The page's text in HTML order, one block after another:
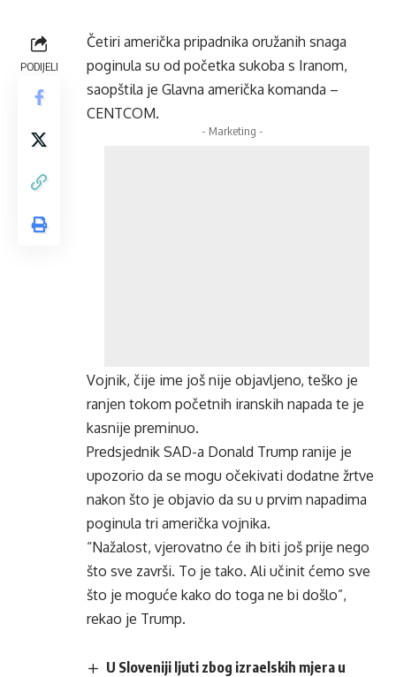
PODIJELI
Četiri američka pripadnika oružanih snaga
poginula su od početka sukoba s Iranom,
saopštila je Glavna američka komanda –
CENTCOM.
- Marketing -
Vojnik, čije ime još nije objavljeno, teško je
ranjen tokom početnih iranskih napada te je
kasnije preminuo.
Predsjednik SAD-a Donald Trump ranije je
upozorio da se mogu očekivati dodatne žrtve
nakon što je objavio da su u prvim napadima
poginula tri američka vojnika.
“Nažalost, vjerovatno će ih biti još prije nego
što sve završi. To je tako. Ali učinit ćemo sve
što je moguće kako do toga ne bi došlo”,
rekao je Trump.
U Sloveniji ljuti zbog izraelskih mjera u